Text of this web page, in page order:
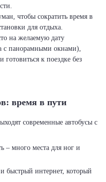
чтобы сократить время в
для отдыха.
на желаемую дату
с панорамными окнами),
к поездке без
время в пути
современные автобусы с
– много места для ног и
быстрый интернет, который